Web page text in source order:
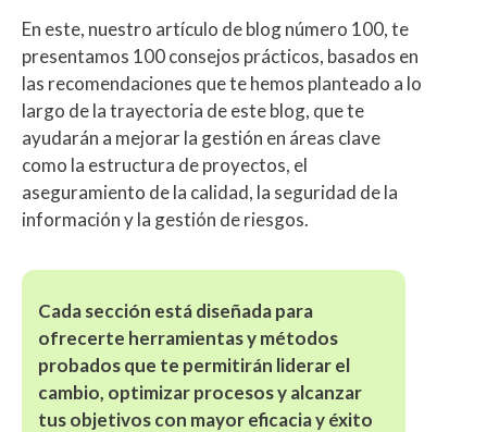
En este, nuestro artículo de blog número 100, te
presentamos 100 consejos prácticos, basados en
las recomendaciones que te hemos planteado a lo
largo de la trayectoria de este blog, que te
ayudarán a mejorar la gestión en áreas clave
como la estructura de proyectos, el
aseguramiento de la calidad, la seguridad de la
información y la gestión de riesgos.
Cada sección está diseñada para
ofrecerte herramientas y métodos
probados que te permitirán liderar el
cambio, optimizar procesos y alcanzar
tus objetivos con mayor eficacia y éxito